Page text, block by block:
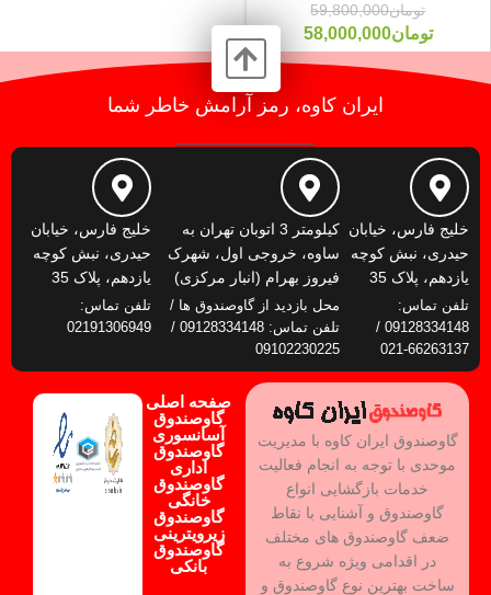
تومان59,800,000
تومان58,000,000
ایران کاوه، رمز آرامش خاطر شما
خلیج فارس، خیابان
حیدری، نبش کوچه
یازدهم، پلاک 35
تلفن تماس:
09128334148 /
66263137-021
کیلومتر 3 اتوبان تهران به
ساوه، خروجی اول، شهرک
فیروز بهرام (انبار مرکزی)
محل بازدید از گاوصندوق ها /
تلفن تماس: 09128334148 /
09102230225
خلیج فارس، خیابان
حیدری، نبش کوچه
یازدهم، پلاک 35
تلفن تماس:
02191306949
گاوصندوق ایران کاوه با مدیریت
موحدی با توجه به انجام فعالیت
خدمات بازگشایی انواع
گاوصندوق و آشنایی با نقاط
ضعف گاوصندوق های مختلف
در اقدامی ویژه شروع به
ساخت بهترین نوع گاوصندوق و
صفحه اصلی
گاوصندوق
آسانسوری
گاوصندوق
اداری
گاوصندوق
خانگی
گاوصندوق
زیرویترینی
گاوصندوق
بانکی